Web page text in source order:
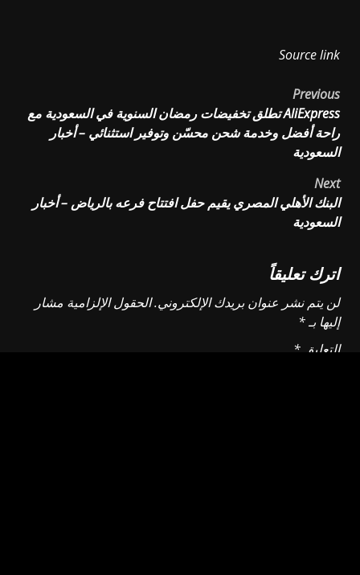
Source link
Post
navigation
Previous
AliExpress تطلق تخفيضات رمضان السنوية في السعودية مع
راحة أفضل وخدمة شحن محسّن وتوفير استثنائي – أخبار
السعودية
Next
البنك الأهلي المصري يقيم حفل افتتاح فرعه بالرياض – أخبار
السعودية
اترك تعليقاً
لن يتم نشر عنوان بريدك الإلكتروني.الحقول الإلزامية مشار
إليها بـ*
التعليق *